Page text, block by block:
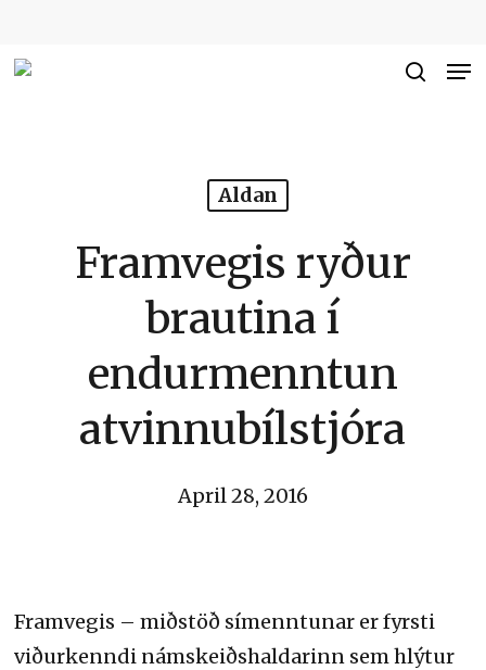
Aldan
Framvegis ryður
brautina í
endurmenntun
atvinnubílstjóra
April 28, 2016
Framvegis – miðstöð símenntunar er fyrsti
viðurkenndi námskeiðshaldarinn sem hlýtur
Close